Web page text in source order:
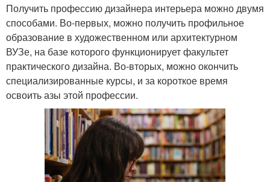
Получить профессию дизайнера интерьера можно двумя
способами. Во-первых, можно получить профильное
образование в художественном или архитектурном
ВУЗе, на базе которого функционирует факультет
практического дизайна. Во-вторых, можно окончить
специализированные курсы, и за короткое время
освоить азы этой профессии.